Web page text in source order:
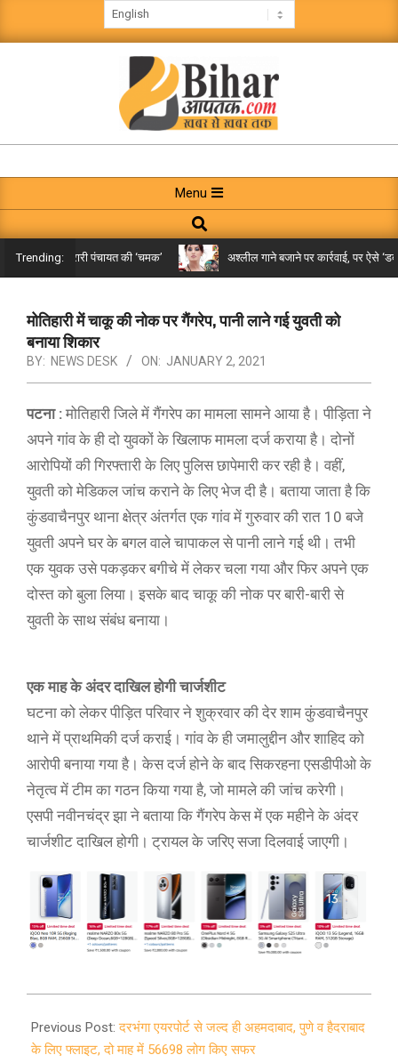
to
BIHAR
AAPTAK
Navigation
Menu
Menu
Search
Trending:
तक पहुंची गरारी पंचायत की ‘चमक’ अश्लील गाने बजाने पर कार्रवाई, पर ऐसे ‘डबल
मोतिहारी में चाकू की नोक पर गैंगरेप, पानी लाने गई युवती को
बनाया शिकार
BY: NEWS DESK ON: JANUARY 2, 2021
पटना : मोतिहारी जिले में गैंगरेप का मामला सामने आया है। पीड़िता ने
अपने गांव के ही दो युवकों के खिलाफ मामला दर्ज कराया है। दोनों
आरोपियों की गिरफ्तारी के लिए पुलिस छापेमारी कर रही है। वहीं,
युवती को मेडिकल जांच कराने के लिए भेज दी है। बताया जाता है कि
कुंडवाचैनपुर थाना क्षेत्र अंतर्गत एक गांव में गुरुवार की रात 10 बजे
युवती अपने घर के बगल वाले चापाकल से पानी लाने गई थी। तभी
एक युवक उसे पकड़कर बगीचे में लेकर चला गया और फिर अपने एक
दोस्त को बुला लिया। इसके बाद चाकू की नोक पर बारी-बारी से
युवती के साथ संबंध बनाया।
एक माह के अंदर दाखिल होगी चार्जशीट
घटना को लेकर पीड़ित परिवार ने शुक्रवार की देर शाम कुंडवाचैनपुर
थाने में प्राथमिकी दर्ज कराई। गांव के ही जमालुद्दीन और शाहिद को
आरोपी बनाया गया है। केस दर्ज होने के बाद सिकरहना एसडीपीओ के
नेतृत्व में टीम का गठन किया गया है, जो मामले की जांच करेगी।
एसपी नवीनचंद्र झा ने बताया कि गैंगरेप केस में एक महीने के अंदर
चार्जशीट दाखिल होगी। ट्रायल के जरिए सजा दिलवाई जाएगी।
01-
02
Previous Post:दरभंगा एयरपोर्ट से जल्द ही अहमदाबाद, पुणे व हैदराबाद
के लिए फ्लाइट, दो माह में 56698 लोग किए सफर